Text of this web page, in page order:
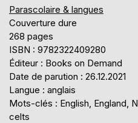
Parascolaire & langues
Couverture dure
268 pages
ISBN : 9782322409280
Éditeur : Books on Demand
Date de parution : 26.12.2021
Langue : anglais
Mots-clés : English, England,
celts